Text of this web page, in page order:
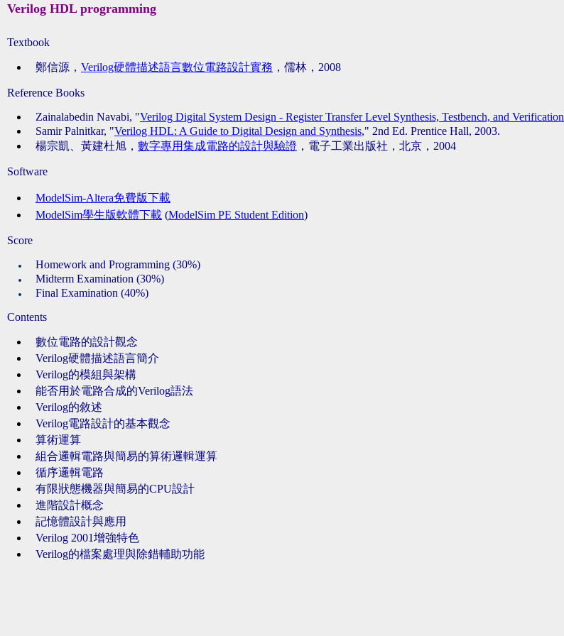
Verilog HDL programming
Textbook
鄭信源， Verilog硬體描述語言數位電路設計實務 ，儒林，2008
Reference Books
Zainalabedin Navabi, "Verilog Digital System Design - Register Transfer Level Synthesis, Testbench, and Verification
Samir Palnitkar, "Verilog HDL: A Guide to Digital Design and Synthesis," 2nd Ed. Prentice Hall, 2003.
楊宗凱、黃建杜旭， 數字專用集成電路的設計與驗證 ，電子工業出版社，北京，2004
Software
ModelSim-Altera免費版下載
ModelSim學生版軟體下載 (ModelSim PE Student Edition)
Score
Homework and Programming (30%)
Midterm Examination (30%)
Final Examination (40%)
Contents
數位電路的設計觀念
Verilog硬體描述語言簡介
Verilog的模組與架構
能否用於電路合成的Verilog語法
Verilog的敘述
Verilog電路設計的基本觀念
算術運算
組合邏輯電路與簡易的算術邏輯運算
循序邏輯電路
有限狀態機器與簡易的CPU設計
進階設計概念
記憶體設計與應用
Verilog 2001增強特色
Verilog的檔案處理與除錯輔助功能